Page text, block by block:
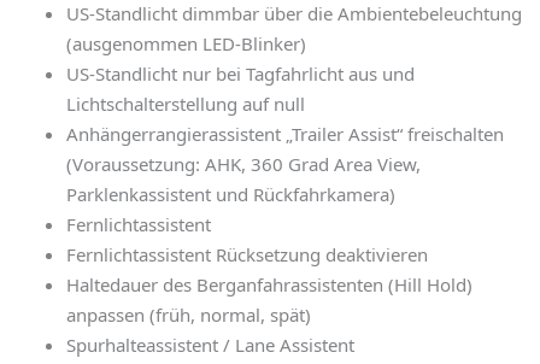
US-Standlicht dimmbar über die Ambientebeleuchtung
(ausgenommen LED-Blinker)
US-Standlicht nur bei Tagfahrlicht aus und
Lichtschalterstellung auf null
Anhängerrangierassistent „Trailer Assist“ freischalten
(Voraussetzung: AHK, 360 Grad Area View,
Parklenkassistent und Rückfahrkamera)
Fernlichtassistent
Fernlichtassistent Rücksetzung deaktivieren
Haltedauer des Berganfahrassistenten (Hill Hold)
anpassen (früh, normal, spät)
Spurhalteassistent / Lane Assistent